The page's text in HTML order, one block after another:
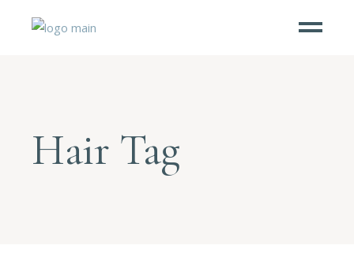
Hair Tag